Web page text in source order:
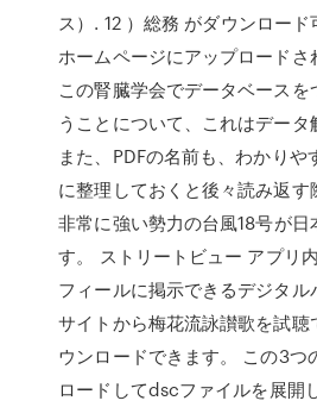
ス）. 12 ）総務 がダウンロー
ホームページにアップロードさ
この腎臓学会でデータベースを
うことについて、これはデー
また、PDFの名前も、わかり
に整理しておくと後々読み返
非常に強い勢力の台風18号が日
す。 ストリートビュー アプリ
フィールに掲示できるデジタル
サイトから梅花流詠讃歌を試聴
ウンロードできます。 この3つ
ロードしてdscファイルを展開